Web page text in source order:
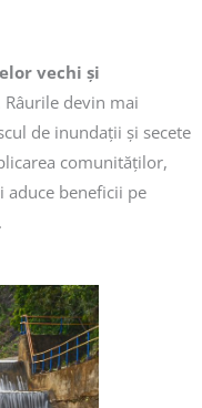
vechi și
devin mai
de inundații și secete
comunităților,
aduce beneficii pe